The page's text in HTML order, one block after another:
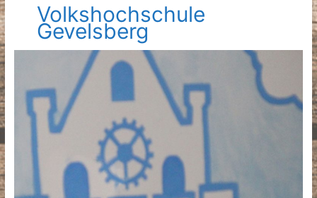
Volkshochschule
Gevelsberg